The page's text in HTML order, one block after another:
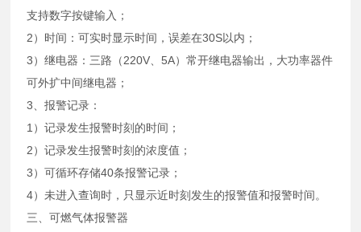
支持数字按键输入；
2）时间：可实时显示时间，误差在30S以内；
3）继电器：三路（220V、5A）常开继电器输出，大功率器件
可外扩中间继电器；
3、报警记录：
1）记录发生报警时刻的时间；
2）记录发生报警时刻的浓度值；
3）可循环存储40条报警记录；
4）未进入查询时，只显示近时刻发生的报警值和报警时间。
三、可燃气体报警器